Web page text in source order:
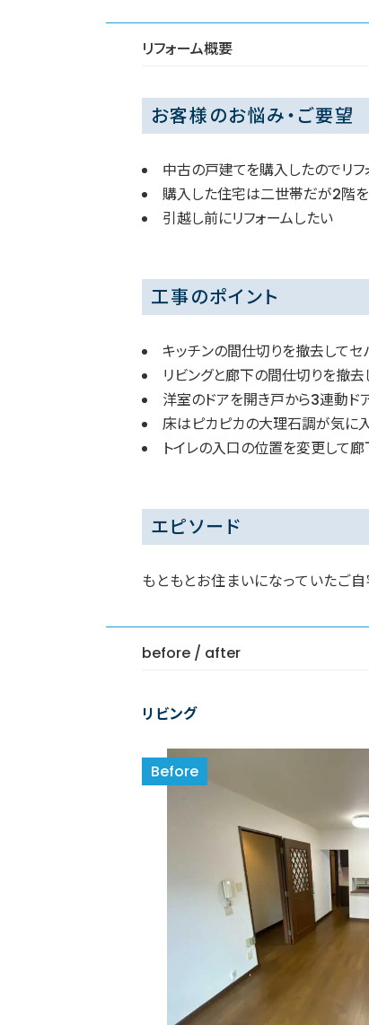
リフォーム概要
お客様のお悩み・ご要望
中古の戸建てを購入したのでリフ
購入した住宅は二世帯だが2階
引越し前にリフォームしたい
工事のポイント
キッチンの間仕切りを撤去して
リビングと廊下の間仕切りを撤
洋室のドアを開き戸から3連動ド
床はピカピカの大理石調が気に
トイレの入口の位置を変更して
エピソード
もともとお住まいになっていたご
before / after
リビング